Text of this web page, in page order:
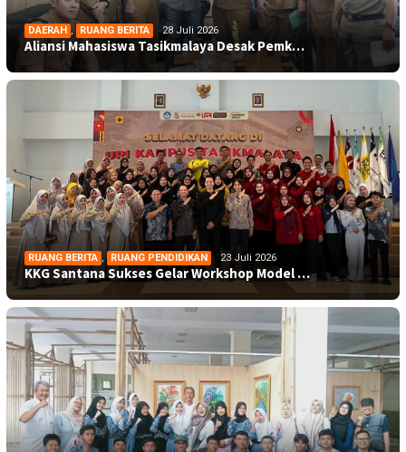
DAERAH , RUANG BERITA 28 Juli 2026
Aliansi Mahasiswa Tasikmalaya Desak Pemk…
RUANG BERITA , RUANG PENDIDIKAN 23 Juli 2026
KKG Santana Sukses Gelar Workshop Model …